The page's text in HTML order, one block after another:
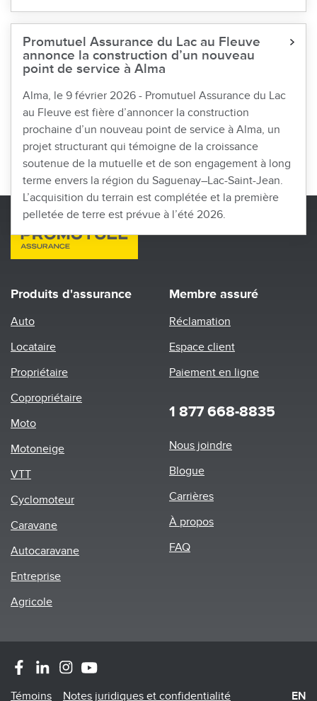
Promutuel Assurance du Lac au Fleuve
annonce la construction d’un nouveau
point de service à Alma
Alma, le 9 février 2026 - Promutuel Assurance du Lac
au Fleuve est fière d’annoncer la construction
prochaine d’un nouveau point de service à Alma, un
projet structurant qui témoigne de la croissance
soutenue de la mutuelle et de son engagement à long
terme envers la région du Saguenay–Lac-Saint-Jean.
L’acquisition du terrain est complétée et la première
pelletée de terre est prévue à l’été 2026.
Produits d'assurance
Auto
Locataire
Propriétaire
Copropriétaire
Moto
Motoneige
VTT
Cyclomoteur
Caravane
Autocaravane
Entreprise
Agricole
Membre assuré
Réclamation
Espace client
Paiement en ligne
1 877 668-8835
Footer
Nous joindre
Blogue
Carrières
À propos
FAQ
Témoins Notes juridiques et confidentialité EN